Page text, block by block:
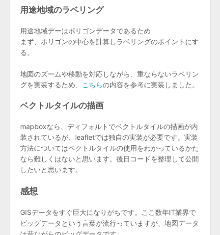
用途地域のラベリング
用途地域デーはポリゴンデータであるため
まず、ポリゴンの中心を計算しラベリングのポイントにす
る。
地図のズームや移動を対応しながら、重ならないラベリン
グを実装するため、
こちらの内容を参考に実装しました。
ベクトルタイルの描画
mapboxなら、ディフォルトでベクトルタイルの描画が内
装されているが、leafletでは独自の実装が必要です。実装
方法についてはベクトルタイルの使用をわかっているかた
なら難しくはないと思います。後日コードを整理して公開
したいと思います。
感想
GISデータをすぐ巨大になりがちです。ここ数年IT業界で
ビッグデータという言葉が流行っていますが、地図データ